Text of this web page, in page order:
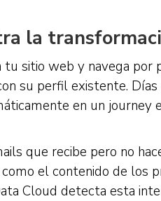
la
sitio web y navega por
su perfil existente. Días
en un journey
que recibe pero no
el contenido de los
Cloud detecta esta